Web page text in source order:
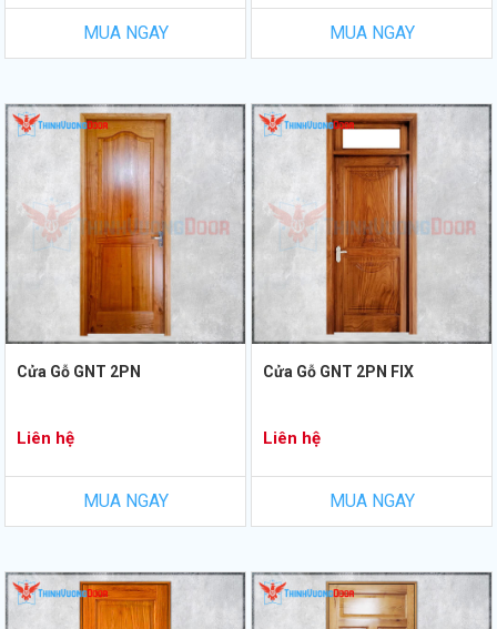
MUA NGAY MUA NGAY
Cửa Gỗ GNT 2PN
Liên hệ
MUA NGAY
Cửa Gỗ GNT 2PN FIX
Liên hệ
MUA NGAY